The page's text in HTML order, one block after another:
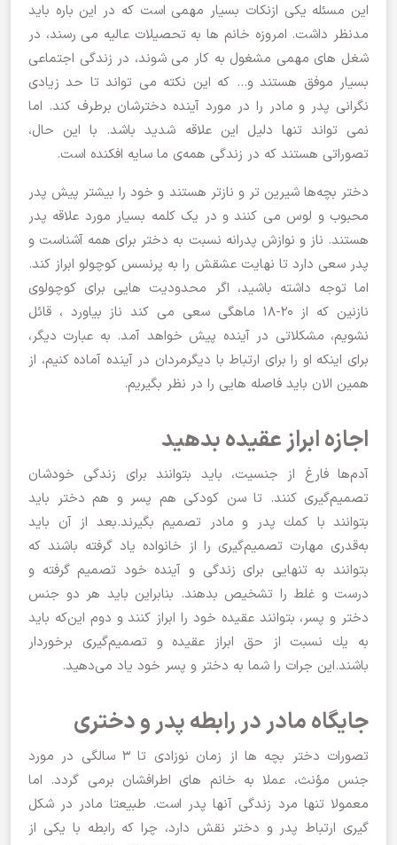
این مسئله یکی ازنکات بسیار مهمی است که در این باره باید
مدنظر داشت. امروزه خانم ها به تحصیلات عالیه می رسند، در
شغل های مهمی مشغول به کار می شوند، در زندگی اجتماعی
بسیار موفق هستند و… که این نکته می تواند تا حد زیادی
نگرانی پدر و مادر را در مورد آینده دخترشان برطرف کند. اما
نمی تواند تنها دلیل این علاقه شدید باشد. با این حال،
تصوراتی هستند که در زندگی همه‌ی ما سایه افکنده است.
دختر بچه‌ها شیرین تر و نازتر هستند و خود را بیشتر پیش پدر
محبوب و لوس می کنند و در یک کلمه بسیار مورد علاقه پدر
هستند. ناز و نوازش پدرانه نسبت به دختر برای همه آشناست و
پدر سعی دارد تا نهایت عشقش را به پرنسس کوچولو ابراز کند.
اما توجه داشته باشید، اگر محدودیت هایی برای کوچولوی
نازنین که از 20-18 ماهگی سعی می کند ناز بیاورد ، قائل
نشویم، مشکلاتی در آینده پیش خواهد آمد. به عبارت دیگر،
برای اینکه او را برای ارتباط با دیگرمردان در آینده آماده کنیم، از
همین الان باید فاصله هایی را در نظر بگیریم.
اجازه ابراز عقیده بدهید
آدم‌ها ‌فارغ از جنسیت،‌ باید بتوانند برای زندگی خودشان
تصمیم‌گیری كنند. تا سن كودكی هم پسر و هم دختر باید
بتوانند با كمك پدر و مادر تصمیم بگیرند.بعد از آن باید
به‌قدری مهارت تصمیم‌گیری را از خانواده یاد گرفته باشند كه
بتوانند به تنهایی برای زندگی و آینده‌ خود تصمیم گرفته و
درست و غلط را تشخیص بدهند. بنابراین باید هر دو جنس
دختر و پسر، بتوانند عقیده‌ خود را ابراز كنند و دوم این‌كه باید
به یك نسبت از حق ابراز عقیده و تصمیم‌گیری برخوردار
باشند.این جرات را شما به دختر و پسر خود یاد می‌دهید.
جایگاه مادر در رابطه پدر و دختری
تصورات دختر بچه ها از زمان نوزادی تا 3 سالگی در مورد
جنس مؤنث، عملا به خانم های اطرافشان برمی گردد. اما
معمولا تنها مرد زندگی آنها پدر است. طبیعتا مادر در شکل
گیری ارتباط پدر و دختر نقش دارد، چرا که رابطه با یکی از